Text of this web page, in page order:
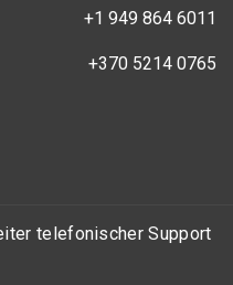
+1 949 864 6011
+370 5214 0765
telefonischer Support